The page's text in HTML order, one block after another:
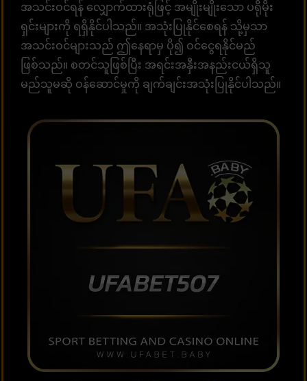
အသင်းဝင်ရန် လျှောက်ထားရုံဖြင့် အမျိုးမျိုးသော ပရိုမိုး
ရှင်းများကို ရရှိနိုင်ပါသည်။ အသုံးပြုနိုင်စေရန် သို့မှသာ
အသင်းဝင်များသည် ဤနေရာမှ ပို၍ ဝင်ငွေရနိုင်မည်
ဖြစ်သည်။ စတင်သူဖြစ်ပြီး အရင်းအနှီးအနည်းငယ်ရှိသူ
မည်သူမဆို ဝန်ဆောင်မှုကို ချက်ချင်းအသုံးပြုနိုင်ပါသည်။